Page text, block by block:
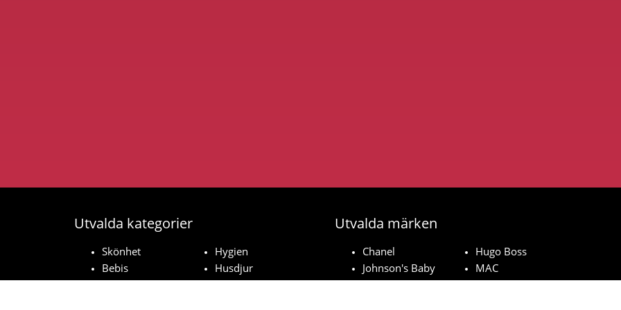
Utvalda kategorier
Skönhet
Hygien
Bebis
Husdjur
Hushåll
Utvalda märken
Chanel
Hugo Boss
Johnson's Baby
MAC
Bozita